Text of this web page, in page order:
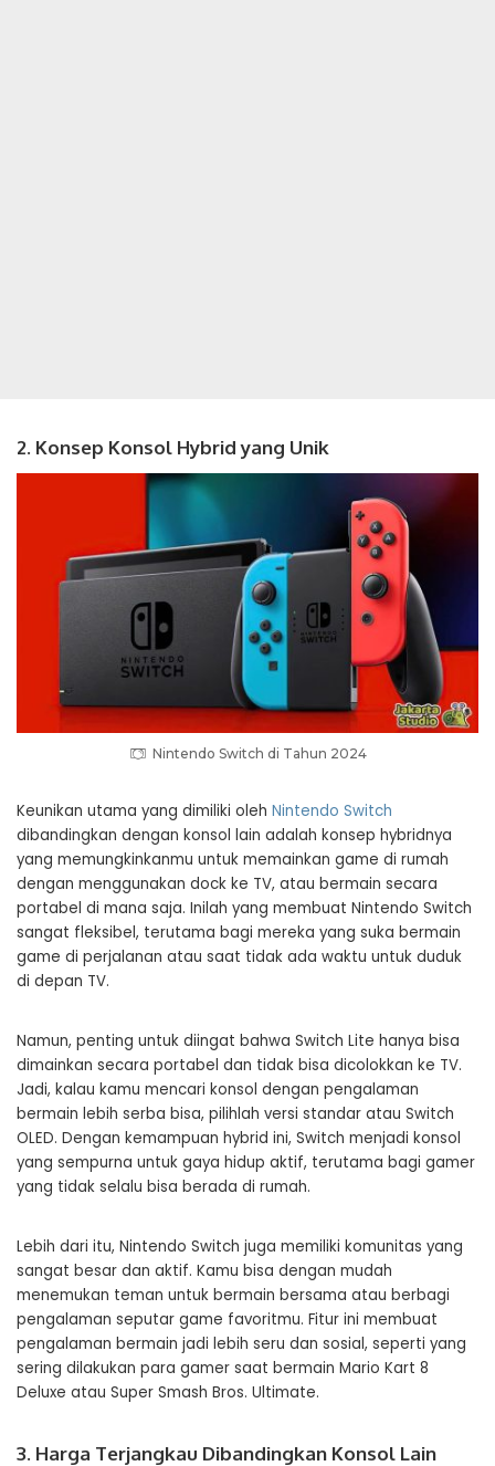
2. Konsep Konsol Hybrid yang Unik
Nintendo Switch di Tahun 2024
Keunikan utama yang dimiliki oleh Nintendo Switch
dibandingkan dengan konsol lain adalah konsep hybridnya
yang memungkinkanmu untuk memainkan game di rumah
dengan menggunakan dock ke TV, atau bermain secara
portabel di mana saja. Inilah yang membuat Nintendo Switch
sangat fleksibel, terutama bagi mereka yang suka bermain
game di perjalanan atau saat tidak ada waktu untuk duduk
di depan TV.
Namun, penting untuk diingat bahwa Switch Lite hanya bisa
dimainkan secara portabel dan tidak bisa dicolokkan ke TV.
Jadi, kalau kamu mencari konsol dengan pengalaman
bermain lebih serba bisa, pilihlah versi standar atau Switch
OLED. Dengan kemampuan hybrid ini, Switch menjadi konsol
yang sempurna untuk gaya hidup aktif, terutama bagi gamer
yang tidak selalu bisa berada di rumah.
Lebih dari itu, Nintendo Switch juga memiliki komunitas yang
sangat besar dan aktif. Kamu bisa dengan mudah
menemukan teman untuk bermain bersama atau berbagi
pengalaman seputar game favoritmu. Fitur ini membuat
pengalaman bermain jadi lebih seru dan sosial, seperti yang
sering dilakukan para gamer saat bermain Mario Kart 8
Deluxe atau Super Smash Bros. Ultimate.
3. Harga Terjangkau Dibandingkan Konsol Lain